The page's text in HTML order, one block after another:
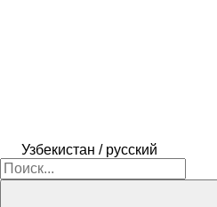
Узбекистан / русский